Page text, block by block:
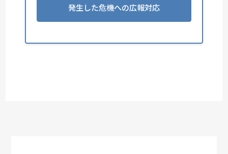
発生した危機への広報対応